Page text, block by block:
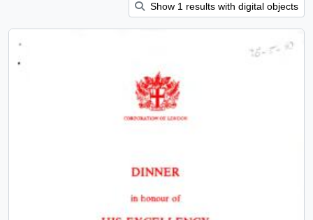
Show 1 results with digital objects